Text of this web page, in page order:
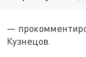
—
Кузнецов.